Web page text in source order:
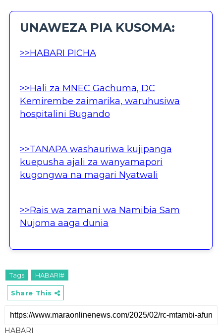
UNAWEZA PIA KUSOMA:
>>HABARI PICHA
>>Hali za MNEC Gachuma, DC
Kemirembe zaimarika, waruhusiwa
hospitalini Bugando
>>TANAPA washauriwa kujipanga
kuepusha ajali za wanyamapori
kugongwa na magari Nyatwali
>>Rais wa zamani wa Namibia Sam
Nujoma aaga dunia
Tags HABARI#
Share This
HABARI